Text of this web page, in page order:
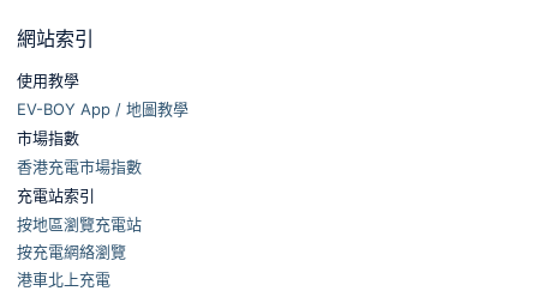
網站索引
使用教學
EV-BOY App / 地圖教學
市場指數
香港充電市場指數
充電站索引
按地區瀏覽充電站
按充電網絡瀏覽
港車北上充電